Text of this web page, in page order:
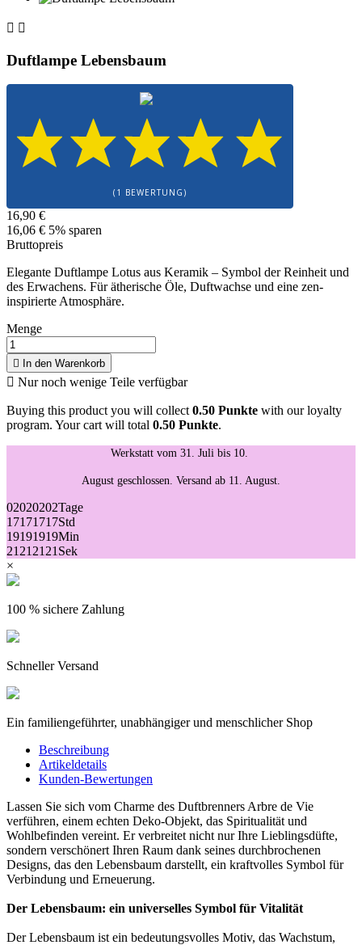
 
Duftlampe Lebensbaum
(1 BEWERTUNG)
16,90 €
16,06 € 5% sparen
Bruttopreis
Elegante Duftlampe Lotus aus Keramik – Symbol der Reinheit und
des Erwachens. Für ätherische Öle, Duftwachse und eine zen-
inspirierte Atmosphäre.
Menge
 In den Warenkorb
 Nur noch wenige Teile verfügbar
Buying this product you will collect 0.50 Punkte with our loyalty
program. Your cart will total 0.50 Punkte.
Werkstatt vom 31. Juli bis 10.
August geschlossen. Versand ab 11. August.
02020202Tage
17171717Std
19191919Min
21 21 21 21 Sek
×
100 % sichere Zahlung
Schneller Versand
Ein familiengeführter, unabhängiger und menschlicher Shop
Beschreibung
Artikeldetails
Kunden-Bewertungen
Lassen Sie sich vom Charme des Duftbrenners Arbre de Vie
verführen, einem echten Deko-Objekt, das Spiritualität und
Wohlbefinden vereint. Er verbreitet nicht nur Ihre Lieblingsdüfte,
sondern verschönert Ihren Raum dank seines durchbrochenen
Designs, das den Lebensbaum darstellt, ein kraftvolles Symbol für
Verbindung und Erneuerung.
Der Lebensbaum: ein universelles Symbol für Vitalität
Der Lebensbaum ist ein bedeutungsvolles Motiv, das Wachstum,